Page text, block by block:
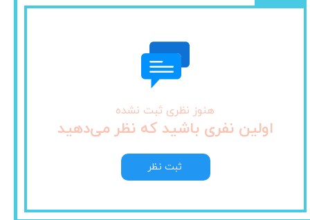
هنوز نظری ثبت نشده
اولین نفری باشید که نظر می‌دهید
ثبت نظر